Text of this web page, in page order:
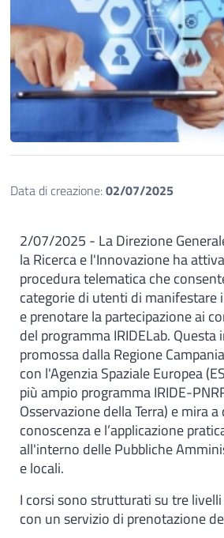
Data di creazione:02/07/2025
2/07/2025 - La Direzione
la Ricerca e l'Innovazione ha
procedura telematica che
categorie di utenti di manifestare
e prenotare la partecipazione ai
del programma IRIDELab. Questa
promossa dalla Regione
con l'Agenzia Spaziale Europea
più ampio programma IRIDE-
Osservazione della Terra) e mira
conoscenza e l’applicazione
all'interno delle Pubbliche
e locali.
I corsi sono strutturati su tre
con un servizio di prenotazione